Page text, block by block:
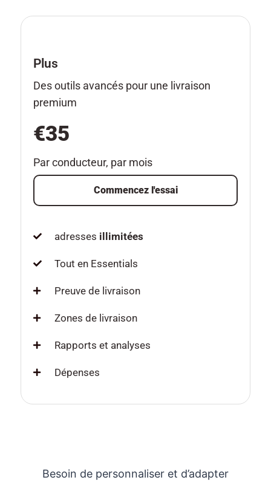
Plus
Des outils avancés pour une livraison
premium
€35
Par conducteur, par mois
Commencez l'essai
adresses illimitées
Tout en Essentials
Preuve de livraison
Zones de livraison
Rapports et analyses
Dépenses
Besoin de personnaliser et d’adapter